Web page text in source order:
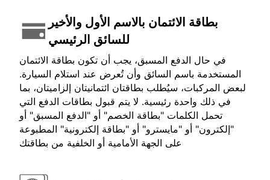
بطاقة الائتمان بالاسم الأول والأخير
للسائق الرئيسي
في حال الدفع المسبق، يجب أن تكون بطاقة الائتمان
المستخدمة باسم السائق وأن تُعرض عند استلام السيارة.
لبعض المركبات، سيُطلب بطاقتان ائتمانيتان إلزاميتان، بما
في ذلك واحدة رئيسية. لا يتم قبول بطاقات الدفع التي
تحمل الكلمات "بطاقة الخصم" أو "الدفع المسبق" أو
"إلكترون" أو "مايسترو" أو "بطاقة إلكترونية" المطبوعة
على الجهة الأمامية أو الخلفية من بطاقتك